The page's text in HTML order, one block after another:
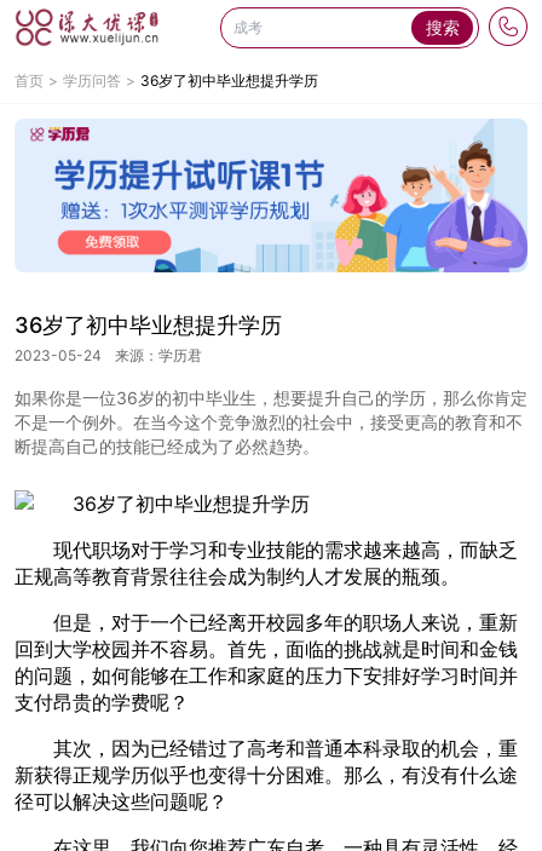
搜索
首页 学历问答 36岁了初中毕业想提升学历
36岁了初中毕业想提升学历
2023-05-24 来源：学历君
如果你是一位36岁的初中毕业生，想要提升自己的学历，那么你肯定
不是一个例外。在当今这个竞争激烈的社会中，接受更高的教育和不
断提高自己的技能已经成为了必然趋势。
现代职场对于学习和专业技能的需求越来越高，而缺乏
正规高等教育背景往往会成为制约人才发展的瓶颈。
但是，对于一个已经离开校园多年的职场人来说，重新
回到大学校园并不容易。首先，面临的挑战就是时间和金钱
的问题，如何能够在工作和家庭的压力下安排好学习时间并
支付昂贵的学费呢？
其次，因为已经错过了高考和普通本科录取的机会，重
新获得正规学历似乎也变得十分困难。那么，有没有什么途
径可以解决这些问题呢？